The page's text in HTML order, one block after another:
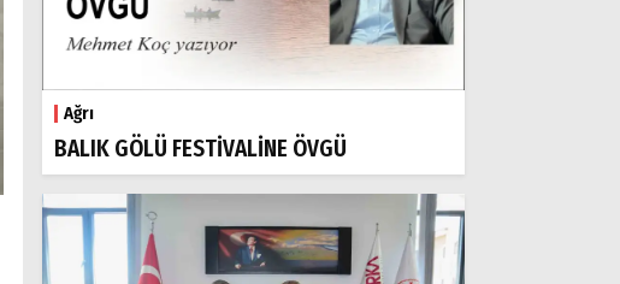
Ağrı
BALIK GÖLÜ FESTİVALİNE ÖVGÜ